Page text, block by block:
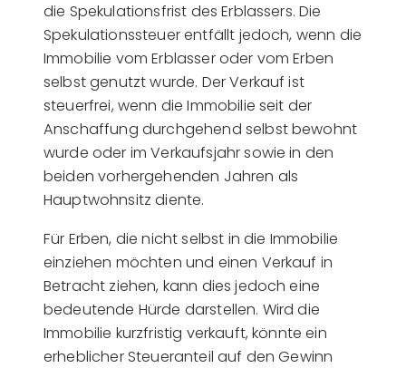
die Spekulationsfrist des Erblassers. Die
Spekulationssteuer entfällt jedoch, wenn die
Immobilie vom Erblasser oder vom Erben
selbst genutzt wurde. Der Verkauf ist
steuerfrei, wenn die Immobilie seit der
Anschaffung durchgehend selbst bewohnt
wurde oder im Verkaufsjahr sowie in den
beiden vorhergehenden Jahren als
Hauptwohnsitz diente.
Für Erben, die nicht selbst in die Immobilie
einziehen möchten und einen Verkauf in
Betracht ziehen, kann dies jedoch eine
bedeutende Hürde darstellen. Wird die
Immobilie kurzfristig verkauft, könnte ein
erheblicher Steueranteil auf den Gewinn